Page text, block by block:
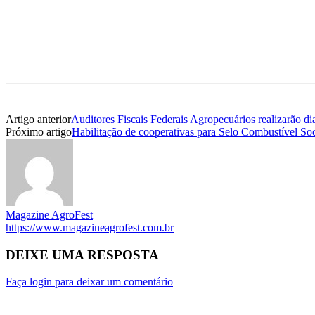
Artigo anteriorAuditores Fiscais Federais Agropecuários realizarão
Próximo artigoHabilitação de cooperativas para Selo Combustível
Magazine AgroFest
https://www.magazineagrofest.com.br
DEIXE UMA RESPOSTA
Faça login para deixar um comentário